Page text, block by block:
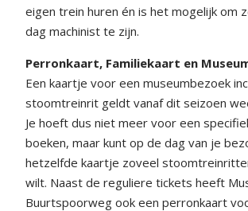
eigen trein huren én is het mogelijk om
dag machinist te zijn.
Perronkaart, Familiekaart en
Een kaartje voor een museumbezoek
stoomtreinrit geldt vanaf dit seizoen
Je hoeft dus niet meer voor een
boeken, maar kunt op de dag van je
hetzelfde kaartje zoveel
wilt. Naast de reguliere tickets heeft
Buurtspoorweg ook een perronkaart